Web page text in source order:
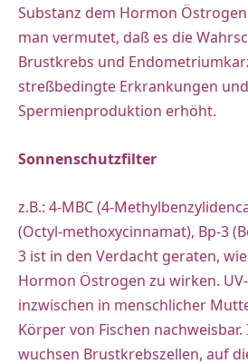
Substanz dem Hormon
man vermutet, daß es die
Brustkrebs und
streßbedingte Erkrankungen
Spermienproduktion erhöht.
Sonnenschutzfilter
z.B.: 4-MBC (4-
(Octyl-methoxycinnamat), Bp-3
3 ist in den Verdacht geraten,
Hormon Östrogen zu wirken.
inzwischen in menschlicher
Körper von Fischen
wuchsen Brustkrebszellen, auf